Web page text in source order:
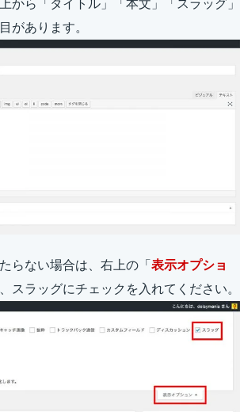
から「タイトル」「本文」「スラッグ」
があります。
らない場合は、右上の「 表示オプショ
スラッグにチェックを入れてください。